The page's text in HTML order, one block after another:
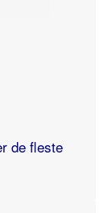
de fleste